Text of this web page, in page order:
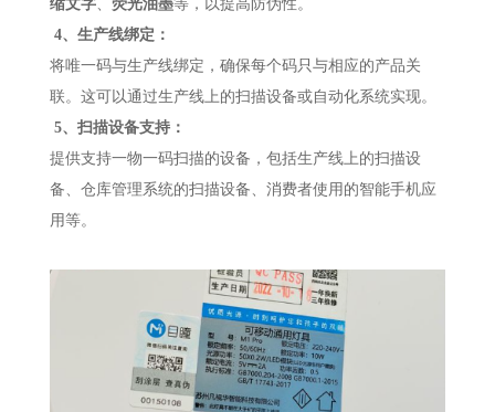
缩文字、 荧光油墨等，以提高防伪性。
4、生产线绑定：
将唯一码与生产线绑定，确保每个码只与相应的产品关
联。这可以通过生产线上的扫描设备或自动化系统实现。
5、扫描设备支持：
提供支持一物一码扫描的设备，包括生产线上的扫描设
备、仓库管理系统的扫描设备、消费者使用的智能手机应
用等。